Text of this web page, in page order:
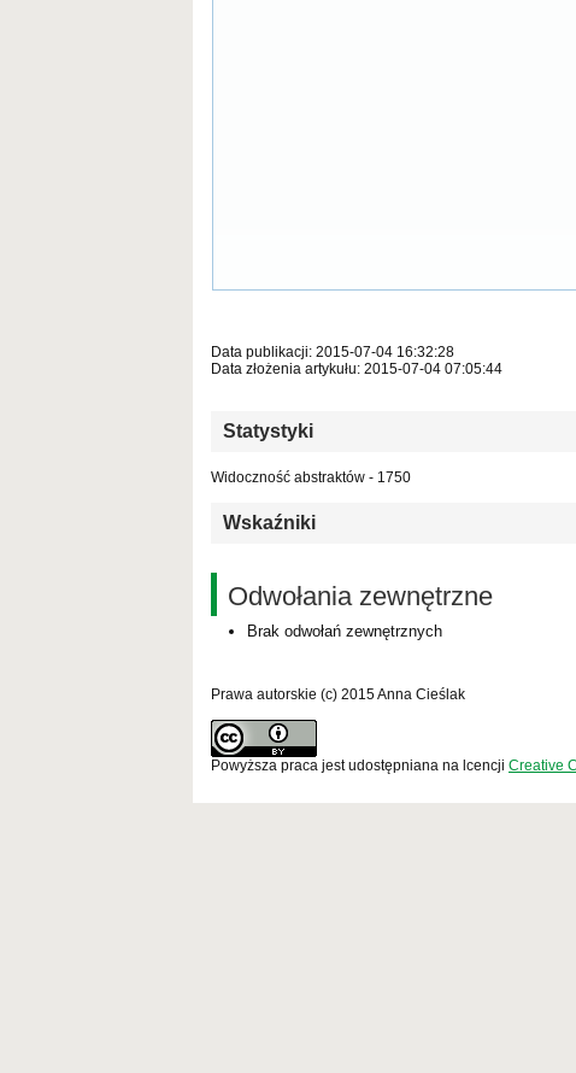
Data publikacji: 2015-07-04 16:32:28
Data złożenia artykułu: 2015-07-04 07:05:44
Statystyki
Widoczność abstraktów - 1750
Wskaźniki
Odwołania zewnętrzne
Brak odwołań zewnętrznych
Prawa autorskie (c) 2015 Anna Cieślak
Powyższa praca jest udostępniana na lcencji Creative